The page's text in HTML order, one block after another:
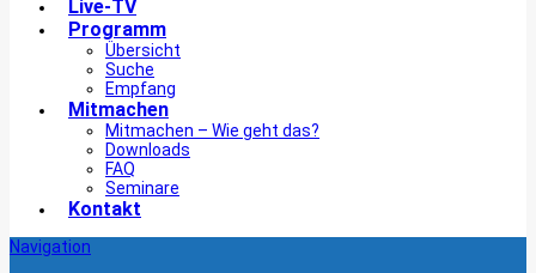
Live-TV
Programm
Übersicht
Suche
Empfang
Mitmachen
Mitmachen – Wie geht das?
Downloads
FAQ
Seminare
Kontakt
Navigation